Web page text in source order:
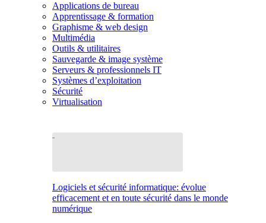
Applications de bureau
Apprentissage & formation
Graphisme & web design
Multimédia
Outils & utilitaires
Sauvegarde & image système
Serveurs & professionnels IT
Systèmes d’exploitation
Sécurité
Virtualisation
Logiciels et sécurité informatique: évolue
efficacement et en toute sécurité dans le monde
numérique